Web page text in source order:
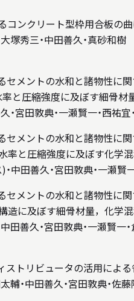
コンクリート型枠用合板の
塚秀三・中田善久・真砂和樹
セメントの水和と諸物性に
と圧縮強度に及ぼす細骨材
宮田敦典・一瀬賢一・西祐宜
セメントの水和と諸物性に
と圧縮強度に及ぼす化学
中田善久・宮田敦典・一瀬賢
セメントの水和と諸物性に
に及ぼす細骨材量，化学
善久・宮田敦典・一瀬賢一
ストリビュータの活用によ
・中田善久・宮田敦典・佐